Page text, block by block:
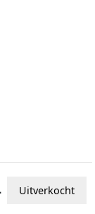
Uitverkocht